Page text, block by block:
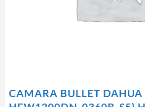
CAMARA BULLET